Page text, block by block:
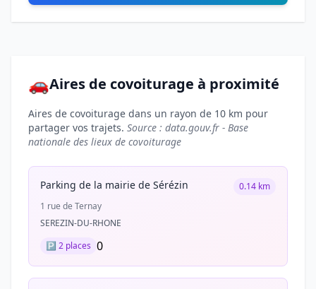
🚗Aires de covoiturage à proximité
Aires de covoiturage dans un rayon de 10 km pour
partager vos trajets. Source : data.gouv.fr - Base
nationale des lieux de covoiturage
Parking de la mairie de Sérézin
0.14 km
1 rue de Ternay
SEREZIN-DU-RHONE
🅿️ 2 places 0